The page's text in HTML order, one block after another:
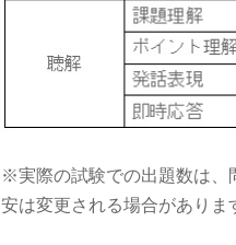
※実際の試験での出題数は、
安は変更される場合がありま